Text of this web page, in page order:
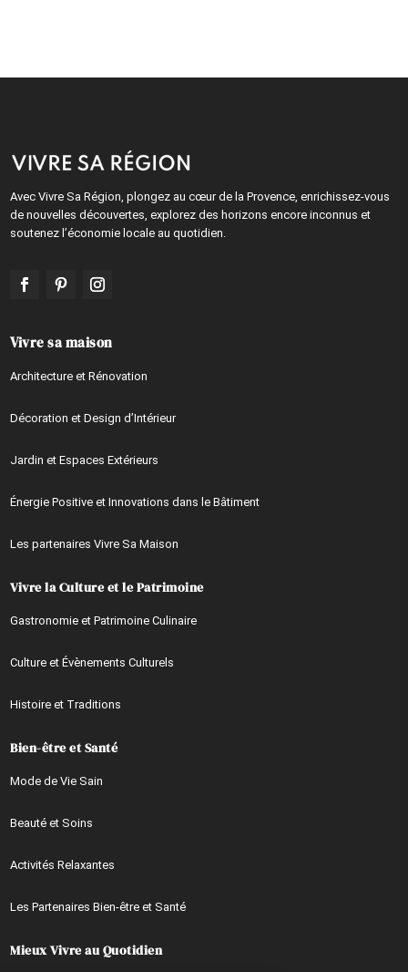
Continuer sans accepter
Avec Vivre Sa Région, plongez au cœur de la Provence, enrichissez-vous
de nouvelles découvertes, explorez des horizons encore inconnus et
soutenez l’économie locale au quotidien.
Vivre sa maison
Architecture et Rénovation
Décoration et Design d’Intérieur
Jardin et Espaces Extérieurs
Énergie Positive et Innovations dans le Bâtiment
Les partenaires Vivre Sa Maison
Vivre la Culture et le Patrimoine
Gastronomie et Patrimoine Culinaire
Culture et Évènements Culturels
Histoire et Traditions
Bien-être et Santé
Mode de Vie Sain
Beauté et Soins
Activités Relaxantes
Les Partenaires Bien-être et Santé
Mieux Vivre au Quotidien